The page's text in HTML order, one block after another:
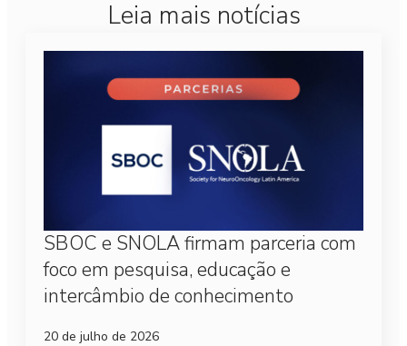
Leia mais notícias
SBOC e SNOLA firmam parceria com
foco em pesquisa, educação e
intercâmbio de conhecimento
20 de julho de 2026